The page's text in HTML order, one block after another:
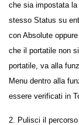
che sia impostata
stesso Status su
con Absolute
che il portatile non
portatile, va alla
Menu dentro alla
essere verificati in
2. Pulisci il